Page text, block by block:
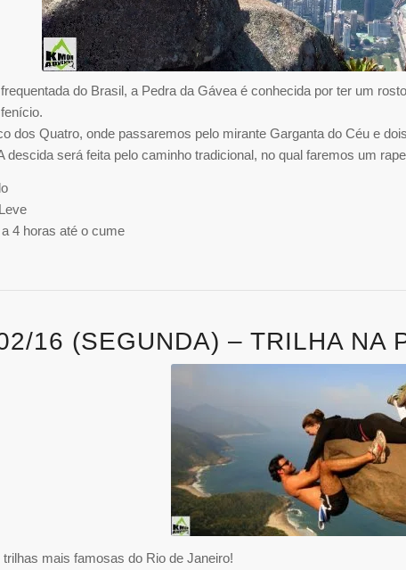
do Brasil, a Pedra da Gávea é conhecida por ter um
dos Quatro, onde passaremos pelo mirante Garganta do Céu e
descida será feita pelo caminho tradicional, no qual faremos um
Leve
4 horas até o cume
16 (SEGUNDA) – TRILHA NA
mais famosas do Rio de Janeiro!